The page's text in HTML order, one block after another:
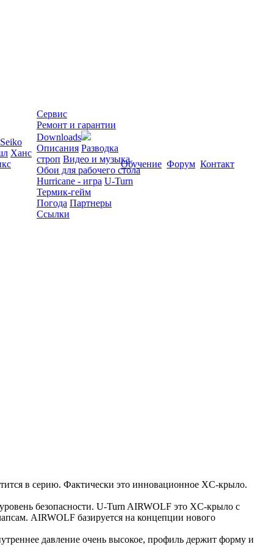
Seiko
Ханс
Сервис
Ремонт и гарантии
Downloads
Описания Разводка
строп Видео и музыка
Обои для рабочего стола
Hurricane - игра U-Turn
Термик-гейм
Погода Партнеры
Ссылки
Обучение Форум Контакт
в серию. Фактически это инновационное XC-крыло.
безопасности. U-Turn AIRWOLF это XC-крыло с
AIRWOLF базируется на концепции нового
давление очень высокое, профиль держит форму и